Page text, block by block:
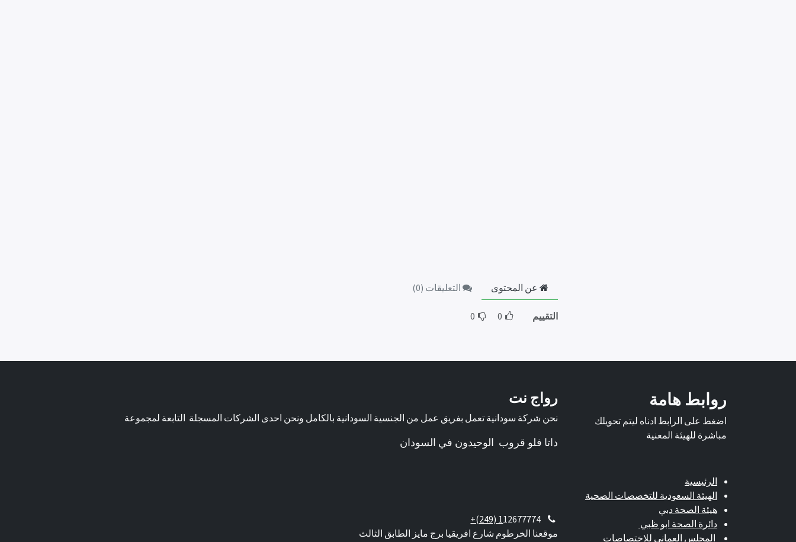
عن المحتوى التعليقات (0
)
التقييم 0
0
روابط هامة
اضغط على الرابط ادناه ليتم تحويلك
مباشرة للهيئة المعنية
رواج نت
نحن شركة سودانية تعمل بفريق عمل من الجنسية السودانية بالكامل ونحن احدى الشركات المسجلة التابعة لمجموعة
داتا فلو قروب الوحيدون في السودان
الرئيسية
الهيئة السعودية للتخصصات الصحية
هيئة الصحة دبي
دائرة الصحة ابو ظبي
المجلس العماني للاختصاصات
+(249) 112677774
موقعنا الخرطوم شارع افريقيا برج مايز الطابق الثالث